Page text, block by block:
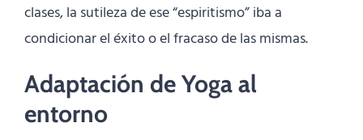
clases, la sutileza de ese “espiritismo” iba a
condicionar el éxito o el fracaso de las mismas.
Adaptación de Yoga al
entorno